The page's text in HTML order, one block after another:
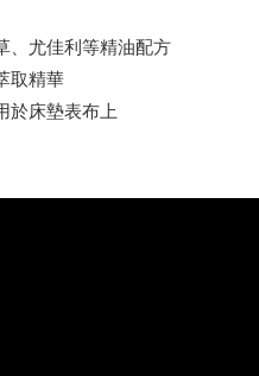
、尤佳利等精油配方
取精華
於床墊表布上